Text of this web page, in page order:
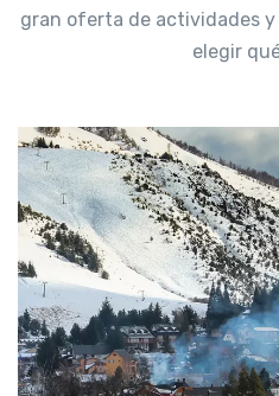
gran oferta de actividades y
elegir